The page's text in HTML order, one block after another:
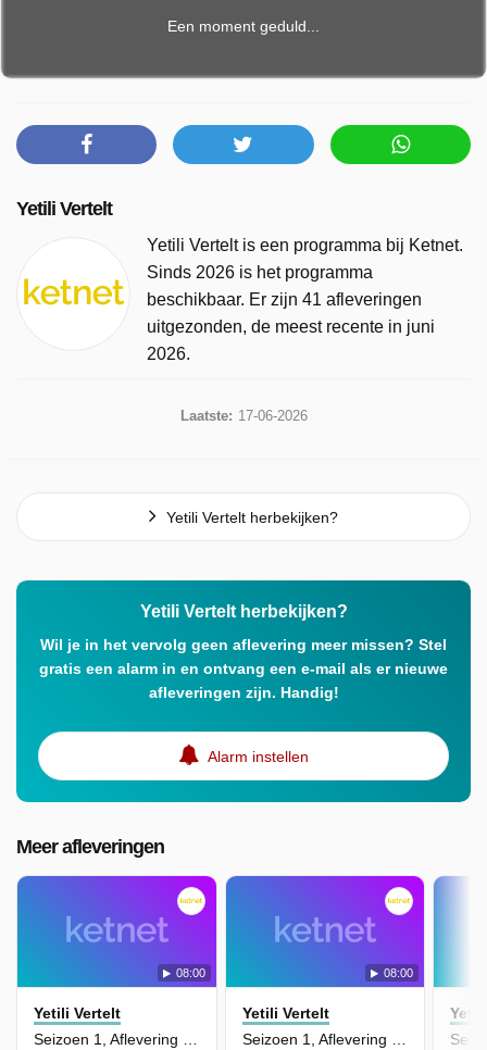
Een moment geduld...
Yetili Vertelt
Yetili Vertelt is een programma bij Ketnet.
Sinds 2026 is het programma
beschikbaar. Er zijn 41 afleveringen
uitgezonden, de meest recente in juni
2026.
Laatste: 17-06-2026
Yetili Vertelt herbekijken?
Yetili Vertelt herbekijken?
Wil je in het vervolg geen aflevering meer missen? Stel
gratis een alarm in en ontvang een e-mail als er nieuwe
afleveringen zijn. Handig!
Alarm instellen
Meer afleveringen
08:00
Yetili Vertelt
Seizoen 1, Aflevering 47 - Louise, De Detective Uit New York
08:00
Yetili Vertelt
Seizoen 1, Aflevering 45 - De Sleutel